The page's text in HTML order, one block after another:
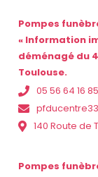
Pompes
« Information
déménagé du
Toulouse.
05 56 64 16 85
140 Route de
Pompes